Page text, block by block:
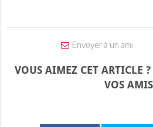
Envoyer à un ami
VOUS AIMEZ CET ARTICLE ?
VOS